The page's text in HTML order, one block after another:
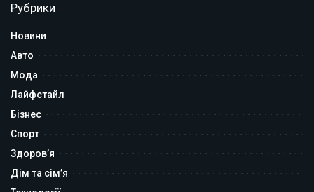
Рубрики
Новини
Авто
Мода
Лайфстайл
Бізнес
Спорт
Здоров’я
Дім та сім’я